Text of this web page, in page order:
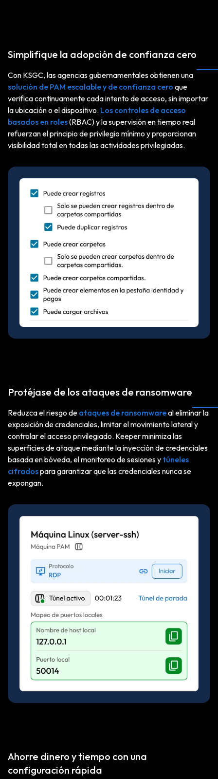
Simplifique la adopción de confianza cero
Con KSGC, las agencias gubernamentales obtienen una
solución de PAM escalable y de confianza cero que
verifica continuamente cada intento de acceso, sin importar
la ubicación o el dispositivo. Los controles de acceso
basados en roles(RBAC) y la supervisión en tiempo real
refuerzan el principio de privilegio mínimo y proporcionan
visibilidad total en todas las actividades privilegiadas.
Protéjase de los ataques de ransomware
Reduzca el riesgo de ataques de ransomwareal eliminar la
exposición de credenciales, limitar el movimiento lateral y
controlar el acceso privilegiado. Keeper minimiza las
superficies de ataque mediante la inyección de credenciales
basada en bóveda, el monitoreo de sesiones y túneles
cifradospara garantizar que las credenciales nunca se
expongan.
Ahorre dinero y tiempo con una
configuración rápida